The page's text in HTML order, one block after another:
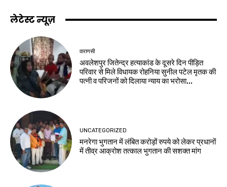
लेटेस्ट न्यूज़
वाराणसी
अवलेशपुर जितेन्द्र हत्याकांड के दूसरे दिन पीड़ित
परिवार से मिले विधायक रोहनिया सुनील पटेल मृतक की
पत्नी व परिजनों को दिलाया न्याय का भरोसा...
UNCATEGORIZED
मनरेगा भुगतान में लंबित करोड़ों रुपये को लेकर प्रधानों
में तीव्र आक्रोश तत्काल भुगतान की सशक्त मांग